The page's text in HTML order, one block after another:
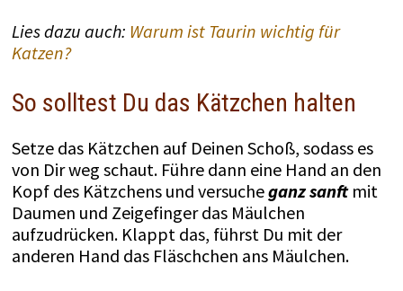
Lies dazu auch: Warum ist Taurin wichtig für
Katzen?
So solltest Du das Kätzchen halten
Setze das Kätzchen auf Deinen Schoß, sodass es
von Dir weg schaut. Führe dann eine Hand an den
Kopf des Kätzchens und versucheganz sanftmit
Daumen und Zeigefinger das Mäulchen
aufzudrücken. Klappt das, führst Du mit der
anderen Hand das Fläschchen ans Mäulchen.